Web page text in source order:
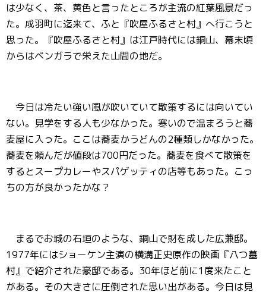
は少なく、茶、黄色と言ったところが主流の紅葉風景だっ
た。成羽町に迄来て、ふと『吹屋ふるさと村』へ行こうと
思った。『吹屋ふるさと村』は江戸時代には銅山、幕末頃
からはベンガラで栄えた山間の地だ。
今日は冷たい強い風が吹いていて散策するには向いてい
ない。見学をする人も少なかった。寒いので温まろうと蕎
麦屋に入った。ここは蕎麦かうどんの2種類しかなかった。
蕎麦を頼んだが値段は700円だった。蕎麦を食べて散策を
するとスープカレーやスパゲッティの店等もあった。こっ
ちの方が良かったかな？
まるでお城の石垣のような、銅山で財を成した広兼邸。
1977年にはショーケン主演の横溝正史原作の映画『八つ墓
村』で紹介された豪邸である。30年ほど前に1度来たこと
がある。その大きさに圧倒された思い出がある。今日は見